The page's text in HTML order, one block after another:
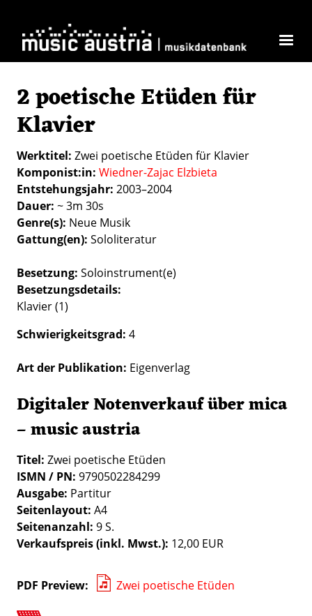
2 poetische Etüden für
Klavier
Werktitel Zwei poetische Etüden für Klavier
Komponist:in Wiedner-Zajac Elzbieta
Entstehungsjahr 2003–2004
Dauer ~ 3m 30s
Genre(s) Neue Musik
Gattung(en) Sololiteratur
Besetzung Soloinstrument(e)
Besetzungsdetails
Klavier (1)
Schwierigkeitsgrad 4
Art der Publikation Eigenverlag
Digitaler Notenverkauf über mica
– music austria
Titel: Zwei poetische Etüden
ISMN / PN: 9790502284299
Ausgabe: Partitur
Seitenlayout: A4
Seitenanzahl: 9 S.
Verkaufspreis (inkl. Mwst.): 12,00 EUR
PDF Preview Zwei poetische Etüden